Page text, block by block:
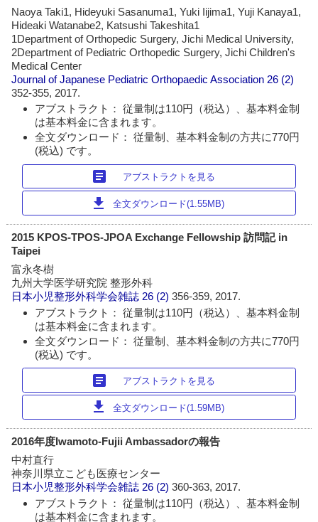
Naoya Taki1, Hideyuki Sasanuma1, Yuki Iijima1, Yuji Kanaya1,
Hideaki Watanabe2, Katsushi Takeshita1
1Department of Orthopedic Surgery, Jichi Medical University,
2Department of Pediatric Orthopedic Surgery, Jichi Children's
Medical Center
Journal of Japanese Pediatric Orthopaedic Association 26 (2)
352-355, 2017.
アブストラクト： 従量制は110円（税込）、基本料金制
は基本料金に含まれます。
全文ダウンロード： 従量制、基本料金制の方共に770円
(税込) です。
article アブストラクトを見る
download 全文ダウンロード(1.55MB)
2015 KPOS-TPOS-JPOA Exchange Fellowship 訪問記 in
Taipei
富永冬樹
九州大学医学研究院 整形外科
日本小児整形外科学会雑誌 26 (2)356-359, 2017.
アブストラクト： 従量制は110円（税込）、基本料金制
は基本料金に含まれます。
全文ダウンロード： 従量制、基本料金制の方共に770円
(税込) です。
article アブストラクトを見る
download 全文ダウンロード(1.59MB)
2016年度Iwamoto-Fujii Ambassadorの報告
中村直行
神奈川県立こども医療センター
日本小児整形外科学会雑誌 26 (2)360-363, 2017.
アブストラクト： 従量制は110円（税込）、基本料金制
は基本料金に含まれます。